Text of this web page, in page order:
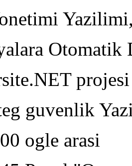
Otomatik
projesi
guvenlik
ogle arasi